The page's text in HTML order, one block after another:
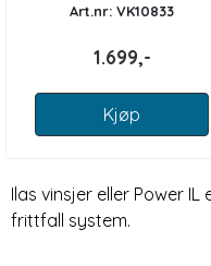
Art.nr: VK10833
1.699,-
Kjøp
Ilas vinsjer eller Power
frittfall system.